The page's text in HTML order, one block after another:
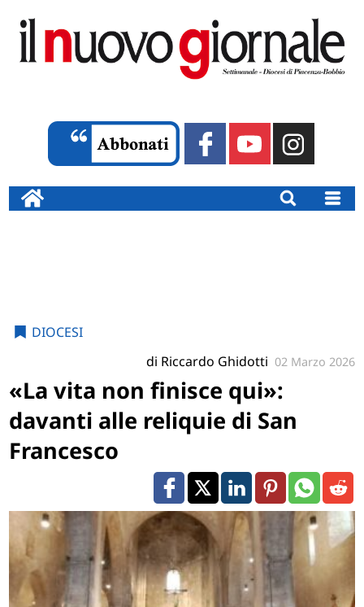
DIOCESI
di Riccardo Ghidotti 02 Marzo 2026
«La vita non finisce qui»:
davanti alle reliquie di San
Francesco